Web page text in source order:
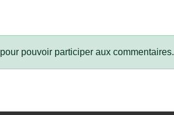
pour pouvoir participer aux commentaires.